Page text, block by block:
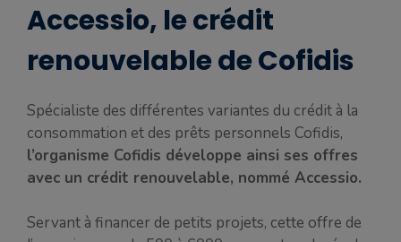
Accessio, le crédit
renouvelable de Cofidis
Spécialiste des différentes variantes du crédit à la
consommation et des prêts personnels Cofidis,
l’organisme Cofidis développe ainsi ses offres
avec un crédit renouvelable, nommé Accessio.
Servant à financer de petits projets, cette offre de